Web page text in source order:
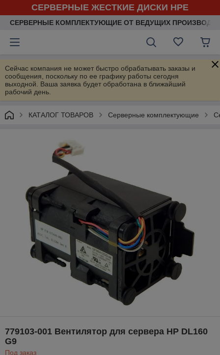
СЕРВЕРНЫЕ ЖЕСТКИЕ ДИСКИ HPE
СЕРВЕРНЫЕ КОМПЛЕКТУЮЩИЕ ОТ ВЕДУЩИХ
Сейчас компания не может быстро обрабатывать заказы и
сообщения, поскольку по ее графику работы сегодня
выходной. Ваша заявка будет обработана в ближайший
рабочий день.
КАТАЛОГ ТОВАРОВ Серверные комплектующие
779103-001 Вентилятор для сервера HP DL160
G9
Под заказ